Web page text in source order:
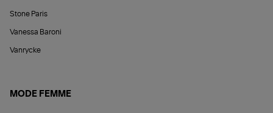
Stone Paris
Vanessa Baroni
Vanrycke
MODE FEMME